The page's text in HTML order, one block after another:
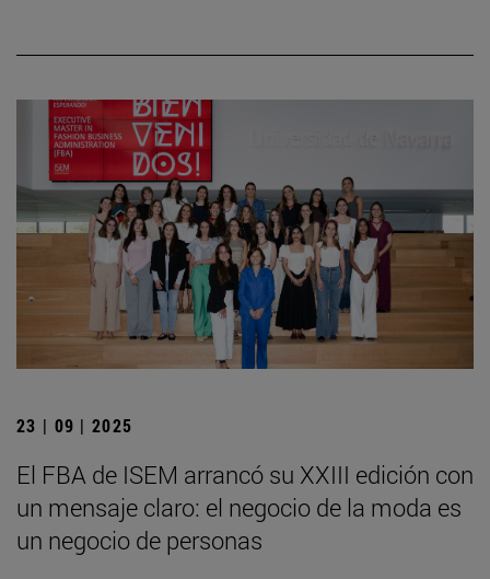
23 | 09 | 2025
El FBA de ISEM arrancó su XXIII edición con
un mensaje claro: el negocio de la moda es
un negocio de personas